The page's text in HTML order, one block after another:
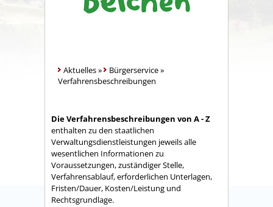
Aktuelles» Bürgerservice»
Verfahrensbeschreibungen
Die Verfahrensbeschreibungen von A - Z
enthalten zu den staatlichen
Verwaltungsdienstleistungen jeweils alle
wesentlichen Informationen zu
Voraussetzungen, zuständiger Stelle,
Verfahrensablauf, erforderlichen Unterlagen,
Fristen/Dauer, Kosten/Leistung und
Rechtsgrundlage.